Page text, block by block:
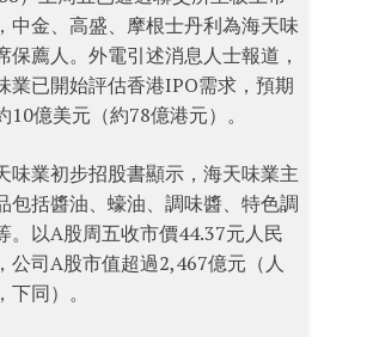
中金、高盛、摩根士丹利為海天味
保薦人。外電引述消息人士報道，
業已開始評估香港IPO需求，預期
10億美元（約78億港元）。
味業初步招股書顯示，海天味業主
包括醬油、蠔油、調味醬、特色調
。以A股周五收市價44.37元人民
公司A股市值超過2,467億元（人
下同）。